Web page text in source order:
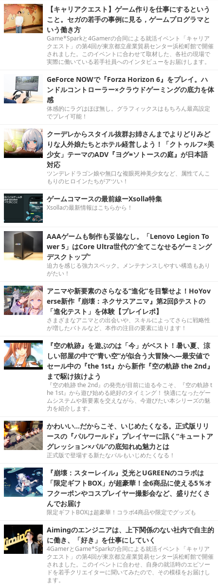
【キャリアクエスト】ゲーム作りを仕事にするという
こと。セガの若手の事例に見る，ゲームプログラマと
いう働き方
Game*Sparkと4Gamerの合同による就活イベント「キャリア
クエスト」の第4回が東京都立産業貿易センター浜松町館で開催
されました。このイベントに合わせて取材した、各社の現場で
実際に働いている若手社員へのインタビューをお届けします。
GeForce NOWで『Forza Horizon 6』をプレイ。ハ
ンドルコントローラー×クラウドゲーミングの底力を体
感
体感的にラグはほぼ無し。グラフィックスはもちろん最高設定
でプレイ可能！
クーデレからスタイル抜群お姉さんまでよりどりみど
りな人外娘たちとホテル経営しよう！「クトゥルフ×美
少女」テーマのADV『ヨグ=ソトースの庭』が日本語
対応
ツンデレドラゴン娘や無口な複眼死神美少女など、属性てんこ
もりのヒロインたちがアツい！
ゲームコマースの最前線ーXsolla特集
Xsollaの最新情報はこちらから！
AAAゲームも制作も妥協なし。「Lenovo Legion To
wer 5」はCore Ultra世代の“全てこなせるゲーミング
デスクトップ”
迫力を感じる強力スペック。メンテナンスしやすい構造もあり
がたい！
アニマや新要素のさらなる“進化”を目撃せよ！HoYov
erse新作『崩壊：ネクサスアニマ』第2回βテストの
「進化テスト」を体験【プレイレポ】
さまざまなアニマとの出会いや、スキルによってさらに戦略性
が増したバトルなど、本作の注目の要素に迫ります！
『空の軌跡』を遊ぶのは「今」がベスト！暑い夏、涼
しい部屋の中で“青い空”が似合う大冒険へ―最安値で
セール中の『the 1st』から新作『空の軌跡 the 2nd』
まで駆け抜けよう
『空の軌跡 the 2nd』の発売が目前に迫る今こそ、『空の軌跡 t
he 1st』から遊び始める絶好のタイミング！ 快適になったゲー
ムシステムや新要素を交えながら、今遊びたい本シリーズの魅
力を紹介します。
かわいい…だからこそ、いじめたくなる。正式版リリ
ースの『パルワールド』プレイヤーに訊く“キュートア
グレッション×パル”の底知れぬ魅力とは
正式版で登場する新たなパルもいじめたくなる！
『崩壊：スターレイル』爻光とUGREENのコラボは
「限定ギフトBOX」が超豪華！全6商品に使える5％オ
フクーポンやコスプレイヤー撮影会など、盛りだくさ
んでお届け
限定ギフトBOXは超豪華！コラボ4商品や限定でグッズも
Aimingのエンジニアは、上下関係のない社内で自主的
に働き、「好き」を仕事にしていく
4GamerとGame*Sparkの合同による就活イベント「キャリア
クエスト」の第4回が東京都立産業貿易センター浜松町館で開催
されました。このイベントに合わせ、自身の就活時のエピソー
ドを若手クリエイターに聞いてみたので、その模様をお届けし
ます。